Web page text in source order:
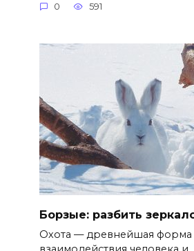
0 591
Борзые: разбить
Охота — древнейшая форма